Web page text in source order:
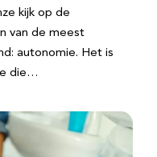
kijk op de
van de meest
autonomie. Het is
die…